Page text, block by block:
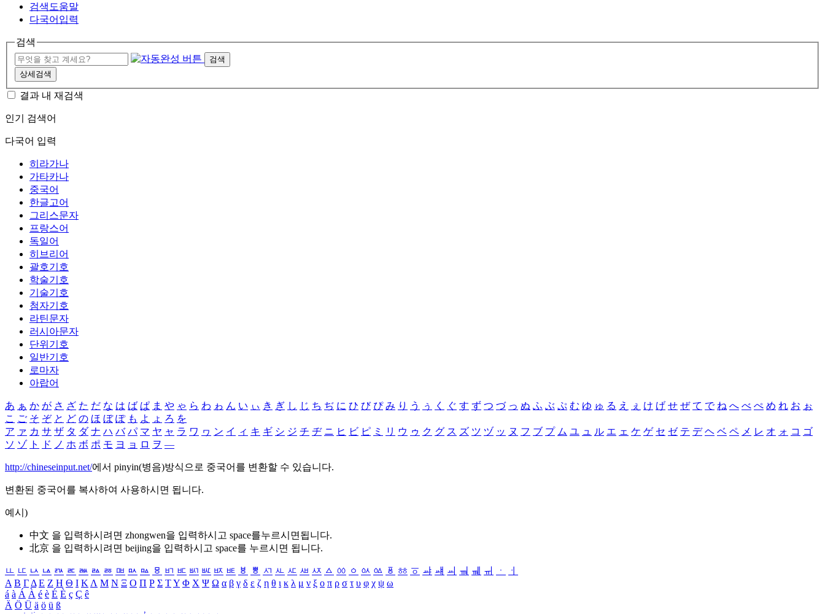
검색도움말
다국어입력
검색
검색
상세검색
결과 내 재검색
인기 검색어
다국어 입력
히라가나
가타카나
중국어
한글고어
그리스문자
프랑스어
독일어
히브리어
괄호기호
학술기호
기술기호
첨자기호
라틴문자
러시아문자
단위기호
일반기호
로마자
아랍어
あ ぁ か が さ ざ た だ な は ば ぱ ま や ゃ ら わ ゎ ん い ぃ き ぎ し じ ち ぢ に ひ び ぴ み り う ぅ く ぐ す ず つ づ っ ぬ ふ ぶ ぷ む ゆ ゅ る え ぇ け げ せ ぜ て で ね へ べ ぺ め れ お ぉ
こ ご そ ぞ と ど の ほ ぼ ぽ も よ ょ ろ を
ア ァ カ サ ザ タ ダ ナ ハ バ パ マ ヤ ャ ラ ワ ヮ ン イ ィ キ ギ シ ジ チ ヂ ニ ヒ ビ ピ ミ リ ウ ゥ ク グ ス ズ ツ ヅ ッ ヌ フ ブ プ ム ユ ュ ル エ ェ ケ ゲ セ ゼ テ デ ヘ ベ ペ メ レ オ ォ コ ゴ
ソ ゾ ト ド ノ ホ ボ ポ モ ヨ ョ ロ ヲ ―
http://chineseinput.net/에서 pinyin(병음)방식으로 중국어를 변환할 수 있습니다.
변환된 중국어를 복사하여 사용하시면 됩니다.
예시)
中文 을 입력하시려면 zhongwen을 입력하시고 space를누르시면됩니다.
北京 을 입력하시려면 beijing을 입력하시고 space를 누르시면 됩니다.
ㅥ ㅦ ㅧ ㅨ ㅩ ㅪ ㅫ ㅬ ㅭ ㅮ ㅯ ㅰ ㅱ ㅲ ㅳ ㅴ ㅵ ㅶ ㅷ ㅸ ㅹ ㅺ ㅻ ㅼ ㅽ ㅾ ㅿ ㆀ ㆁ ㆂ ㆃ ㆄ ㆅ ㆆ ㆇ ㆈ ㆉ ㆊ ㆋ ㆌ ㆍ
ㆎ
Α Β ΓΔ Ε Ζ Η Θ Ι ΚΛ Μ Ν Ξ Ο Π Ρ Σ ΤΥ Φ Χ Ψ Ω α β γ δ ε ζ η θ ι κ λ μ ν ξ ο π ρ σ τ υ φ χ ψ ω
á à Á À é è É È ç Ç ê
Ä Ö Ü ä ö ü ß